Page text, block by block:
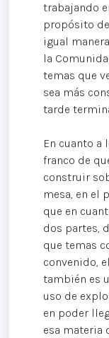
trabajando
propósito
igual
la
temas que
sea más
tarde
En cuanto a
franco de
construir
mesa, en el
que en
dos partes,
que temas
convenido,
también es
uso de
en poder
esa materia